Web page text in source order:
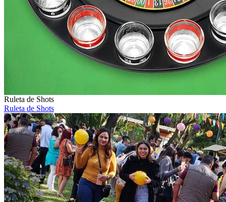
Ruleta de Shots
Ruleta de Shots